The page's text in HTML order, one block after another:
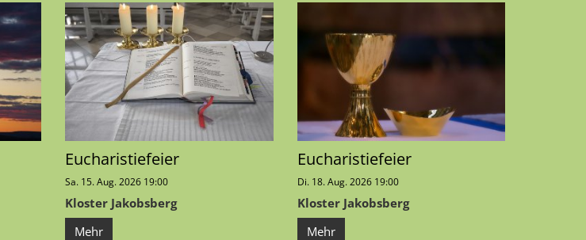
Eucharistiefeier
Sa. 15. Aug. 2026 19:00
Kloster Jakobsberg
Mehr
Eucharistiefeier
Di. 18. Aug. 2026 19:00
Kloster Jakobsberg
Mehr